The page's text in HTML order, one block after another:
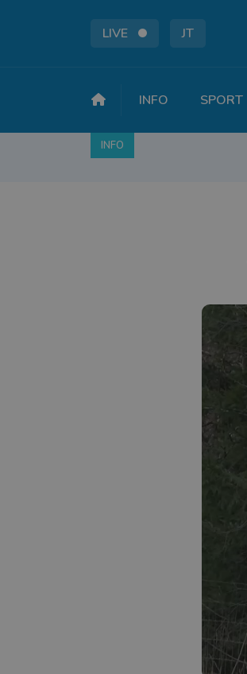
LIVE JT
INFO SPORT
INFO